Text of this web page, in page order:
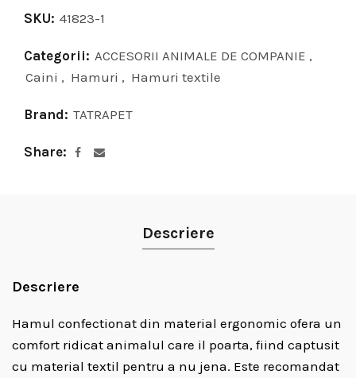
SKU: 41823-1
Categorii: ACCESORII ANIMALE DE COMPANIE ,
Caini , Hamuri , Hamuri textile
Brand: TATRAPET
Share
Descriere
Descriere
Hamul confectionat din material ergonomic ofera un
comfort ridicat animalul care il poarta, fiind captusit
cu material textil pentru a nu jena. Este recomandat